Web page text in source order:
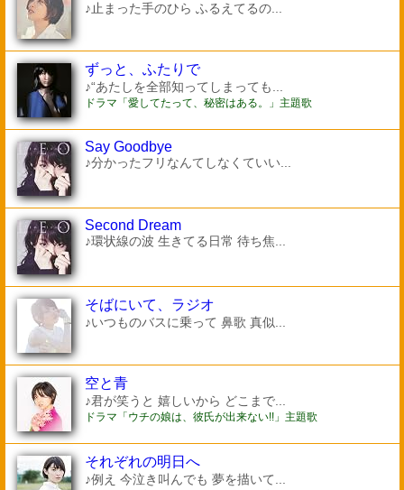
♪止まった手のひら ふるえてるの...
ずっと、ふたりで
♪“あたしを全部知ってしまっても...
ドラマ「愛してたって、秘密はある。」主題歌
Say Goodbye
♪分かったフリなんてしなくていい...
Second Dream
♪環状線の波 生きてる日常 待ち焦...
そばにいて、ラジオ
♪いつものバスに乗って 鼻歌 真似...
空と青
♪君が笑うと 嬉しいから どこまで...
ドラマ「ウチの娘は、彼氏が出来ない!!」主題歌
それぞれの明日へ
♪例え 今泣き叫んでも 夢を描いて...